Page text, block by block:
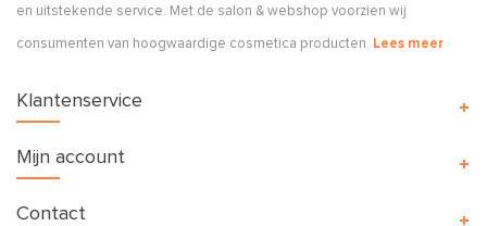
en uitstekende service. Met de salon & webshop voorzien wij
consumenten van hoogwaardige cosmetica producten. Lees meer
Klantenservice
Mijn account
Contact